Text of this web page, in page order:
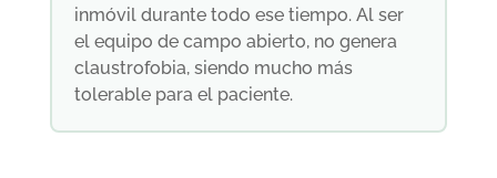
inmóvil durante todo ese tiempo. Al ser
el equipo de campo abierto, no genera
claustrofobia, siendo mucho más
tolerable para el paciente.